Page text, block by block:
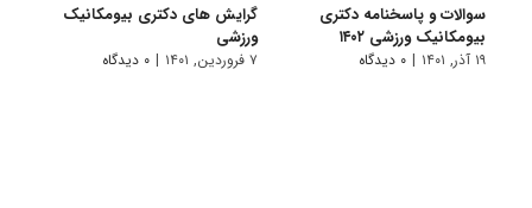
سوالات و پاسخنامه دکتری
بیومکانیک ورزشی ۱۴۰۲
۱۹ آذر, ۱۴۰۱ | ۰ دیدگاه
گرایش های دکتری بیومکانیک
ورزشی
۷ فروردین, ۱۴۰۱ | ۰ دیدگاه